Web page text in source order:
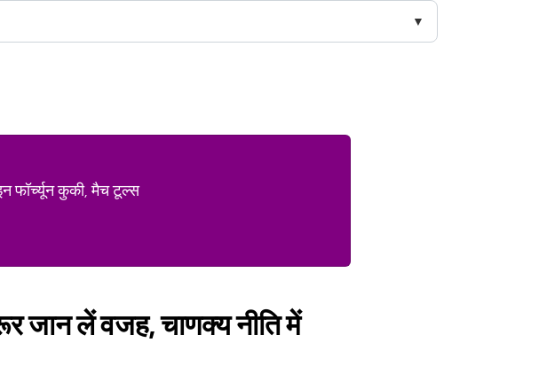
फॉर्च्यून कुकी, मैच टूल्स
जान लें वजह, चाणक्‍य नीति में